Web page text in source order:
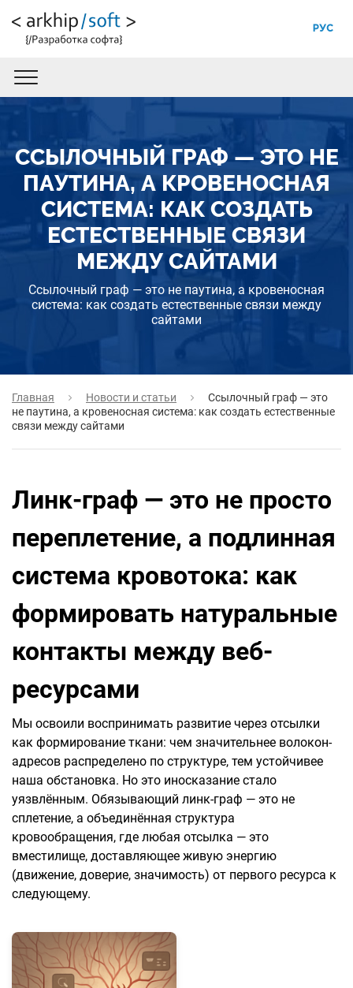
РУС
ССЫЛОЧНЫЙ ГРАФ — ЭТО НЕ
ПАУТИНА, А КРОВЕНОСНАЯ
СИСТЕМА: КАК СОЗДАТЬ
ЕСТЕСТВЕННЫЕ СВЯЗИ
МЕЖДУ САЙТАМИ
Ссылочный граф — это не паутина, а кровеносная
система: как создать естественные связи между
сайтами
Главная Новости и статьи
Ссылочный граф — это
не паутина, а кровеносная система: как создать естественные
связи между сайтами
Линк-граф — это не просто
переплетение, а подлинная
система кровотока: как
формировать натуральные
контакты между веб-
ресурсами
Мы освоили воспринимать развитие через отсылки
как формирование ткани: чем значительнее волокон-
адресов распределено по структуре, тем устойчивее
наша обстановка. Но это иносказание стало
уязвлённым. Обязывающий линк-граф — это не
сплетение, а объединённая структура
кровообращения, где любая отсылка — это
вместилище, доставляющее живую энергию
(движение, доверие, значимость) от первого ресурса к
следующему.